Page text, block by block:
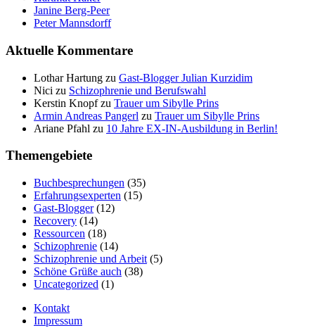
Janine Berg-Peer
Peter Mannsdorff
Aktuelle Kommentare
Lothar Hartung zu Gast-Blogger Julian Kurzidim
Nici zu Schizophrenie und Berufswahl
Kerstin Knopfzu Trauer um Sibylle Prins
Armin Andreas Pangerl zu Trauer um Sibylle Prins
Ariane Pfahl zu 10 Jahre EX-IN-Ausbildung in Berlin!
Themengebiete
Buchbesprechungen (35)
Erfahrungsexperten (15)
Gast-Blogger(12)
Recovery (14)
Ressourcen (18)
Schizophrenie (14)
Schizophrenie und Arbeit (5)
Schöne Grüße auch (38)
Uncategorized (1)
Kontakt
Impressum